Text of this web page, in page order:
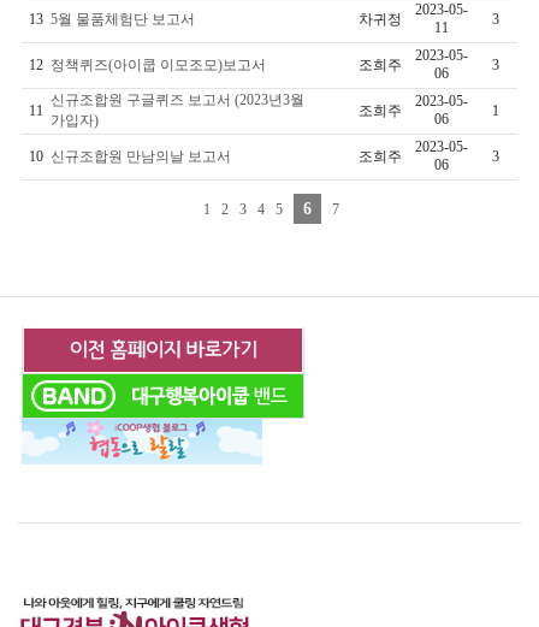
13 5월 물품체험단 보고서 차귀정
2023-05-
11
3
12 정책퀴즈(아이쿱 이모조모)보고서 조희주
2023-05-
06
3
11
신규조합원 구글퀴즈 보고서 (2023년3월
가입자)
조희주
2023-05-
06
1
10 신규조합원 만남의날 보고서 조희주
2023-05-
06
3
1 2 3 4 5 6 7